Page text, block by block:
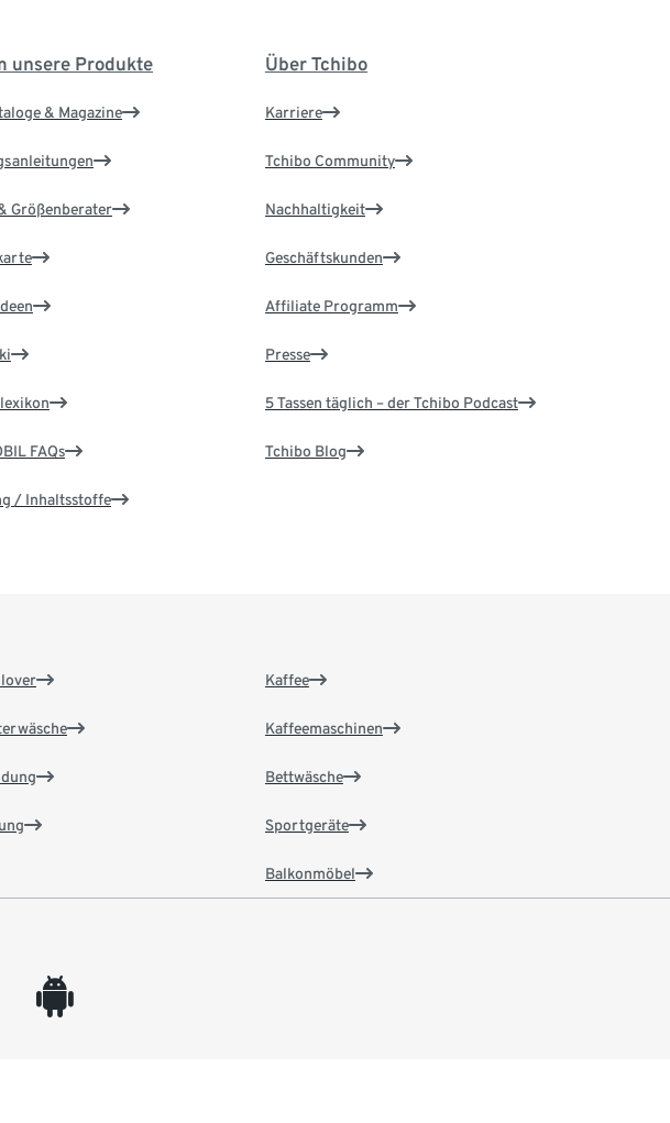
unsere Produkte
& Magazine
Größenberater
FAQs
/ Inhaltsstoffe
Über Tchibo
Karriere
Tchibo Community
Nachhaltigkeit
Geschäftskunden
Affiliate Programm
Presse
5 Tassen täglich – der Tchibo Podcast
Tchibo Blog
Kaffee
Kaffeemaschinen
Bettwäsche
Sportgeräte
Balkonmöbel
android